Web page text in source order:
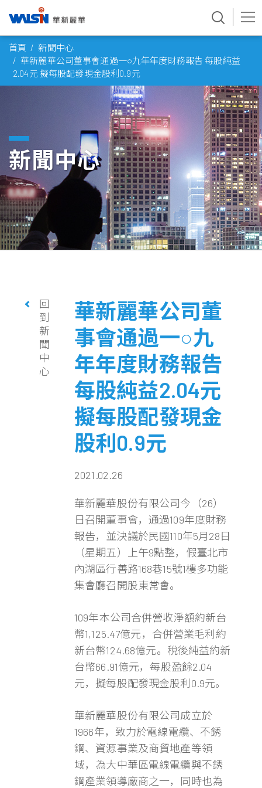
content
首頁
新聞中心
華新麗華公司董事會通過一○九年年度財務報告 每股純益
2.04元 擬每股配發現金股利0.9元
新聞中心
回
到
新
聞
中
心
華新麗華公司董
事會通過一○九
年年度財務報告
每股純益2.04元
擬每股配發現金
股利0.9元
2021.02.26
華新麗華股份有限公司今（26）
日召開董事會，通過109年度財務
報告，並決議於民國110年5月28日
（星期五）上午9點整，假臺北市
內湖區行善路168巷15號1樓多功能
集會廳召開股東常會。
109年本公司合併營收淨額約新台
幣1,125.47億元，合併營業毛利約
新台幣124.68億元。稅後純益約新
台幣66.91億元，每股盈餘2.04
元，擬每股配發現金股利0.9元。
華新麗華股份有限公司成立於
1966年，致力於電線電纜、不銹
鋼、資源事業及商貿地產等領
域，為大中華區電線電纜與不銹
鋼產業領導廠商之一，同時也為